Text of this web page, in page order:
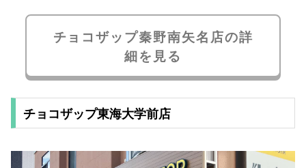
チョコザップ秦野南矢名店の詳
細を見る
チョコザップ東海大学前店